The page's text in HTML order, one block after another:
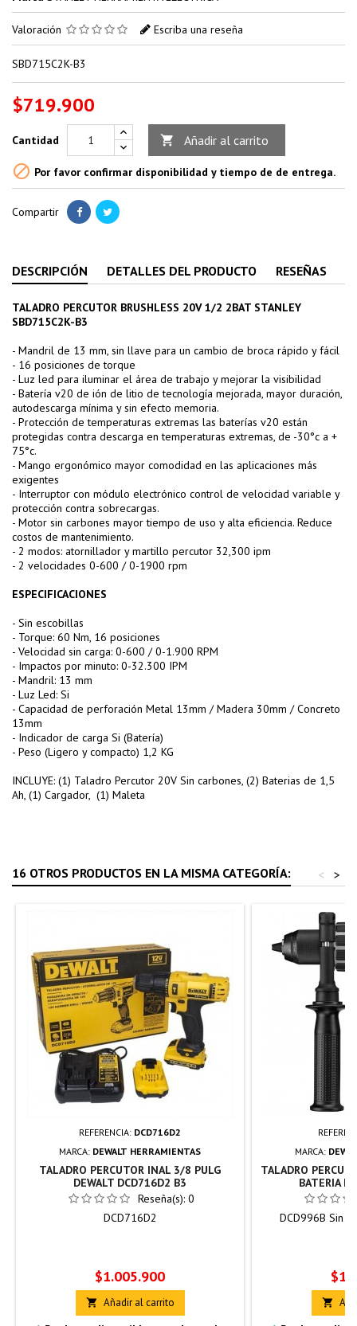
Valoración Escriba una reseña
SBD715C2K-B3
$719.900
Cantidad  Añadir al carrito
 Por favor confirmar disponibilidad y tiempo de de entrega.
Compartir
DESCRIPCIÓN DETALLES DEL PRODUCTO RESEÑAS
TALADRO PERCUTOR BRUSHLESS 20V 1/2 2BAT STANLEY
SBD715C2K-B3
- Mandril de 13 mm, sin llave para un cambio de broca rápido y fácil
- 16 posiciones de torque
- Luz led para iluminar el área de trabajo y mejorar la visibilidad
- Batería v20 de ión de litio de tecnología mejorada, mayor duración,
autodescarga mínima y sin efecto memoria.
- Protección de temperaturas extremas las baterías v20 están
protegidas contra descarga en temperaturas extremas, de -30°c a +
75°c.
- Mango ergonómico mayor comodidad en las aplicaciones más
exigentes
- Interruptor con módulo electrónico control de velocidad variable y
protección contra sobrecargas.
- Motor sin carbones mayor tiempo de uso y alta eficiencia. Reduce
costos de mantenimiento.
- 2 modos: atornillador y martillo percutor 32,300 ipm
- 2 velocidades 0-600 / 0-1900 rpm
ESPECIFICACIONES
- Sin escobillas
- Torque: 60 Nm, 16 posiciones
- Velocidad sin carga: 0-600 / 0-1.900 RPM
- Impactos por minuto: 0-32.300 IPM
- Mandril: 13 mm
- Luz Led: Si
- Capacidad de perforación Metal 13mm / Madera 30mm / Concreto
13mm
- Indicador de carga Si (Batería)
- Peso (Ligero y compacto) 1,2 KG
INCLUYE: (1) Taladro Percutor 20V Sin carbones, (2) Baterias de 1,5
Ah, (1) Cargador, (1) Maleta
16 OTROS PRODUCTOS EN LA MISMA CATEGORÍA: >
<
REFERENCIA: DCD716D2
MARCA: DEWALT HERRAMIENTAS
TALADRO PERCUTOR INAL 3/8 PULG
DEWALT DCD716D2 B3
Reseña(s): 0
DCD716D2
Precio
$1.005.900
 Añadir al carrito
MARCA:
TALADRO
BATERIA
DCD996B Sin
